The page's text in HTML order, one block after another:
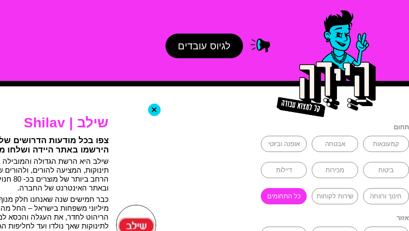
לגיוס עובדים
תחום
קמעונאות אבטחה אופנה וביוטי
ביטוח מכירות דיילות
חינוך ורווחה שירות לקוחות כל התחומים
אזור
+
שילב | Shilav
הירשמו באתר היידה ושלחו
שילב היא הרשת הגדולה והמובילה
תינוקות, המציעה להורים, ולהורים
הרחב
ובאתר האינטרנט של החברה.
כבר חמישים שנה שאנחנו חלק
מיליוני משפחות בישראל – החל
הריהוט לחדר, את העגלה והכסא
לתינוקות שאך נולדו ועד לחליפות